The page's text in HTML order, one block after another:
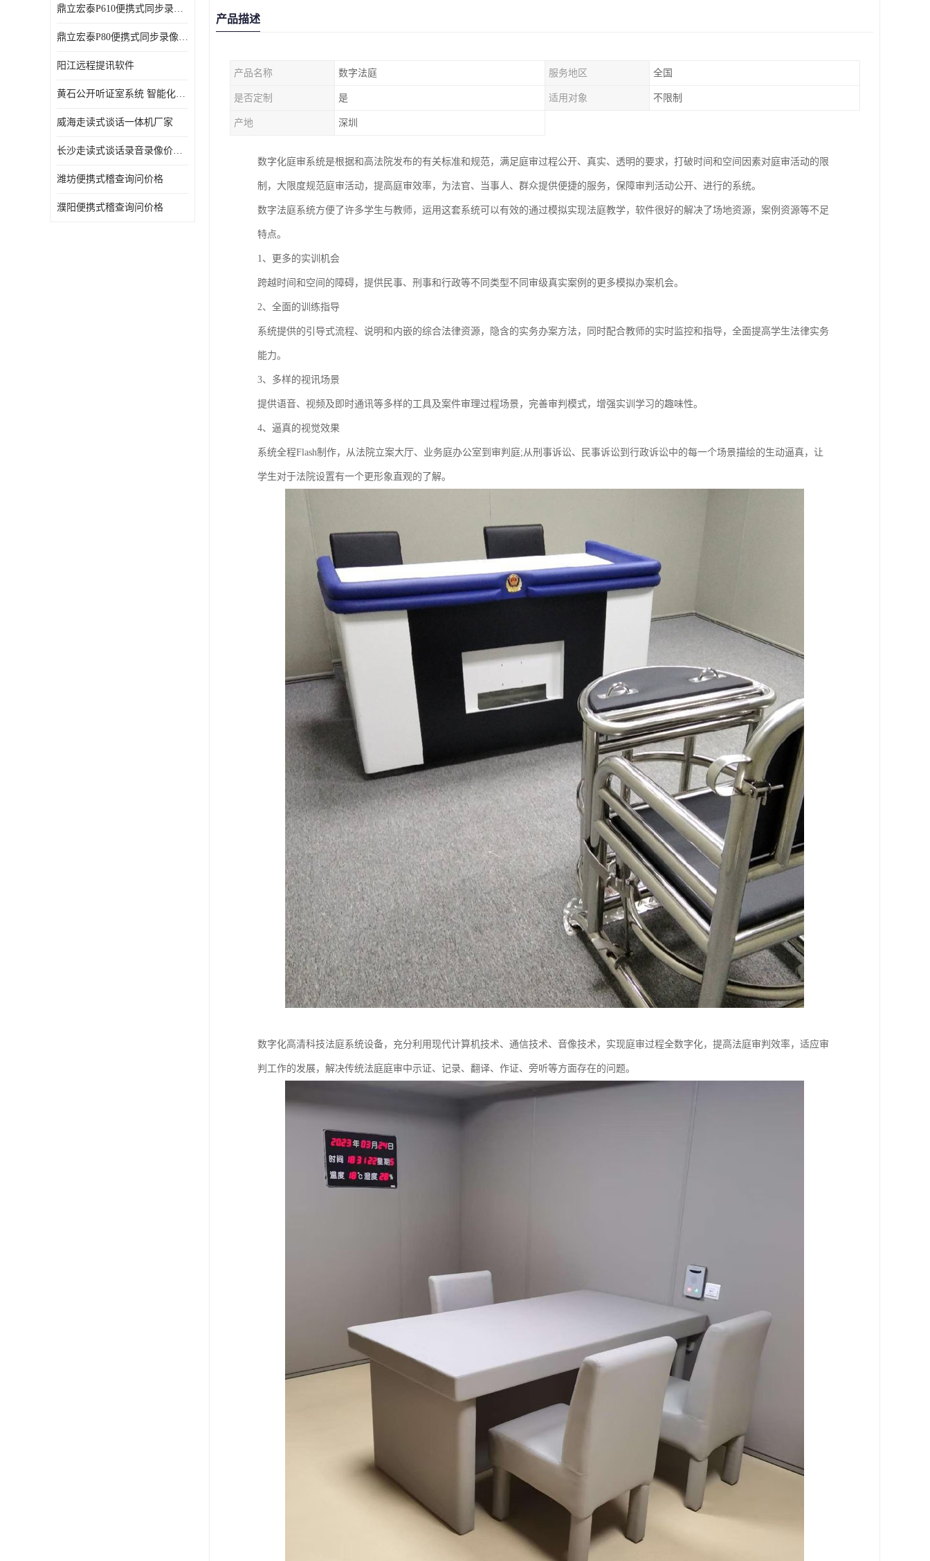
鼎立宏泰P610便携式同步录像设备支持双光驱加硬盘同步实时刻录哈希值加密画面合成远程指挥电子笔录温湿度音视频采集视频显示等功能于一体的移动办案终端
鼎立宏泰P80便携式同步录像设备支持双光驱加硬盘同步实时刻录哈希值加密画面合成远程指挥电子笔录温湿度音视频采集视频显示等功能于一体的移动办案终端
阳江远程提讯软件
黄石公开听证室系统 智能化水平
威海走读式谈话一体机厂家
长沙走读式谈话录音录像价格 高清录屏模式
潍坊便携式稽查询问价格
濮阳便携式稽查询问价格
产品描述
产品名称 数字法庭 服务地区 全国
是否定制 是 适用对象 不限制
产地 深圳
数字化庭审系统是根据和高法院发布的有关标准和规范，满足庭审过程公开、真实、透明的要求，打破时间和空间因素对庭审活动的限
制，大限度规范庭审活动，提高庭审效率，为法官、当事人、群众提供便捷的服务，保障审判活动公开、进行的系统。
数字法庭系统方便了许多学生与教师，运用这套系统可以有效的通过模拟实现法庭教学，软件很好的解决了场地资源，案例资源等不足
特点。
1、更多的实训机会
跨越时间和空间的障碍，提供民事、刑事和行政等不同类型不同审级真实案例的更多模拟办案机会。
2、全面的训练指导
系统提供的引导式流程、说明和内嵌的综合法律资源，隐含的实务办案方法，同时配合教师的实时监控和指导，全面提高学生法律实务
能力。
3、多样的视讯场景
提供语音、视频及即时通讯等多样的工具及案件审理过程场景，完善审判模式，增强实训学习的趣味性。
4、逼真的视觉效果
系统全程Flash制作，从法院立案大厅、业务庭办公室到审判庭;从刑事诉讼、民事诉讼到行政诉讼中的每一个场景描绘的生动逼真，让
学生对于法院设置有一个更形象直观的了解。
数字化高清科技法庭系统设备，充分利用现代计算机技术、通信技术、音像技术，实现庭审过程全数字化，提高法庭审判效率，适应审
判工作的发展，解决传统法庭庭审中示证、记录、翻译、作证、旁听等方面存在的问题。